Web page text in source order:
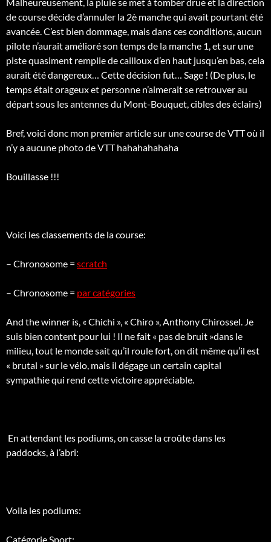
de course décide d’annuler la 2è manche qui avait pourtant été
avancée. C’est bien dommage, mais dans ces conditions, aucun
pilote n’aurait amélioré son temps de la manche 1, et sur une
piste quasiment remplie de cailloux d’en haut jusqu’en bas, cela
aurait été dangereux… Cette décision fut… Sage ! (De plus, le
temps était orageux et personne n’aimerait se retrouver au
départ sous les antennes du Mont-Bouquet, cibles des éclairs)
Bref, voici donc mon premier article sur une course de VTT où il
n’y a aucune photo de VTT hahahahahaha
Bouillasse !!!
Voici les classements de la course:
– Chronosome = scratch
– Chronosome = par catégories
And the winner is, « Chichi », « Chiro », Anthony Chirossel. Je
suis bien content pour lui ! Il ne fait « pas de bruit »dans le
milieu, tout le monde sait qu’il roule fort, on dit même qu’il est
« brutal » sur le vélo, mais il dégage un certain capital
sympathie qui rend cette victoire appréciable.
En attendant les podiums, on casse la croûte dans les
paddocks, à l’abri:
Voila les podiums:
Catégorie Sport: